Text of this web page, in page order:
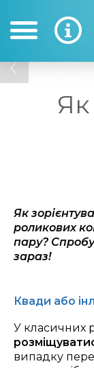
Як
роликових
пару?
зараз!
Квади або
У класичних
випадку